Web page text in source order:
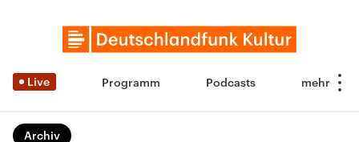
Live Programm Podcasts
Archiv